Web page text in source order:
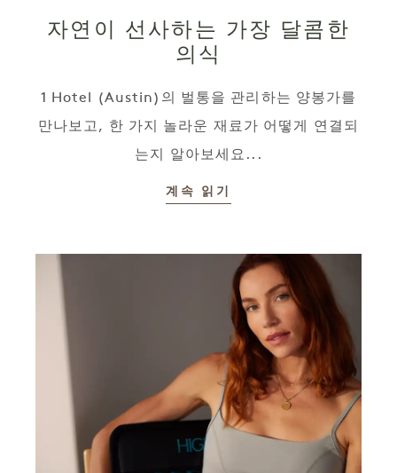
자연이 선사하는 가장 달콤한
의식
1 Hotel (Austin)의 벌통을 관리하는 양봉가를
만나보고, 한 가지 놀라운 재료가 어떻게 연결되
는지 알아보세요...
계속 읽기